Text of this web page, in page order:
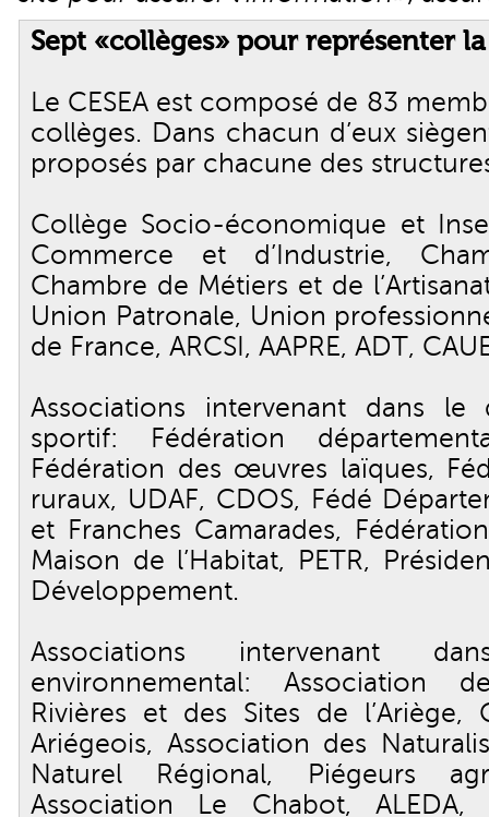
Sept «collèges» pour représenter
Le CESEA est composé de 83
collèges. Dans chacun d’eux
proposés par chacune des
Collège Socio-économique et
Commerce et d’Industrie,
Chambre de Métiers et de
Union Patronale, Union
de France, ARCSI, AAPRE, ADT,
Associations intervenant dans
sportif: Fédération
Fédération des œuvres laïques,
ruraux, UDAF, CDOS, Fédé
et Franches Camarades,
Maison de l’Habitat, PETR,
Développement.
Associations intervenant
environnemental: Association
Rivières et des Sites de l’Ariège,
Ariégeois, Association des
Naturel Régional, Piégeurs
Association Le Chabot,